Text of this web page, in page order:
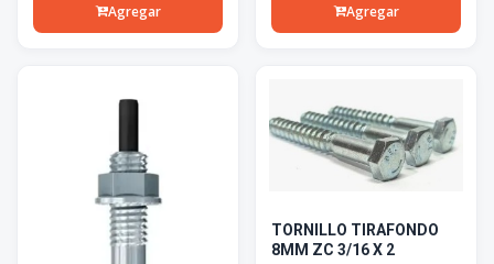
Agregar Agregar
TORNILLO TIRAFONDO
8MM ZC 3/16 X 2